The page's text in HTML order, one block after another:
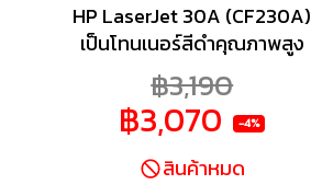
HP LaserJet 30A (CF230A)
เป็นโทนเนอร์สีดำคุณภาพสูง
สำหรับเครื่องพิมพ์ HP
LaserJet Pro รุ่น M203,
M227 series ให้ผลงานพิมพ์
คมชัดระดับมืออาชีพ เหมาะ
สำหรับงานเอกสารทั่วไปและ
฿3,190
฿3,070 -4%
สินค้าหมด